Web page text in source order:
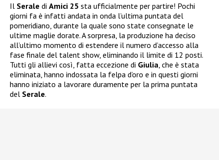
Il Serale di Amici 25 sta ufficialmente per partire! Pochi
giorni fa è infatti andata in onda l’ultima puntata del
pomeridiano, durante la quale sono state consegnate le
ultime maglie dorate. A sorpresa, la produzione ha deciso
all’ultimo momento di estendere il numero d’accesso alla
fase finale del talent show, eliminando il limite di 12 posti.
Tutti gli allievi così, fatta eccezione di Giulia , che è stata
eliminata, hanno indossata la felpa d’oro e in questi giorni
hanno iniziato a lavorare duramente per la prima puntata
del Serale.